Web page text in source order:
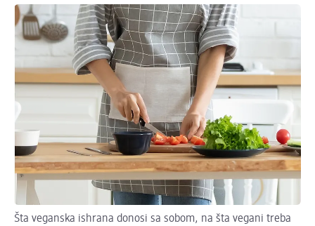
Šta veganska ishrana donosi sa sobom, na šta vegani treba